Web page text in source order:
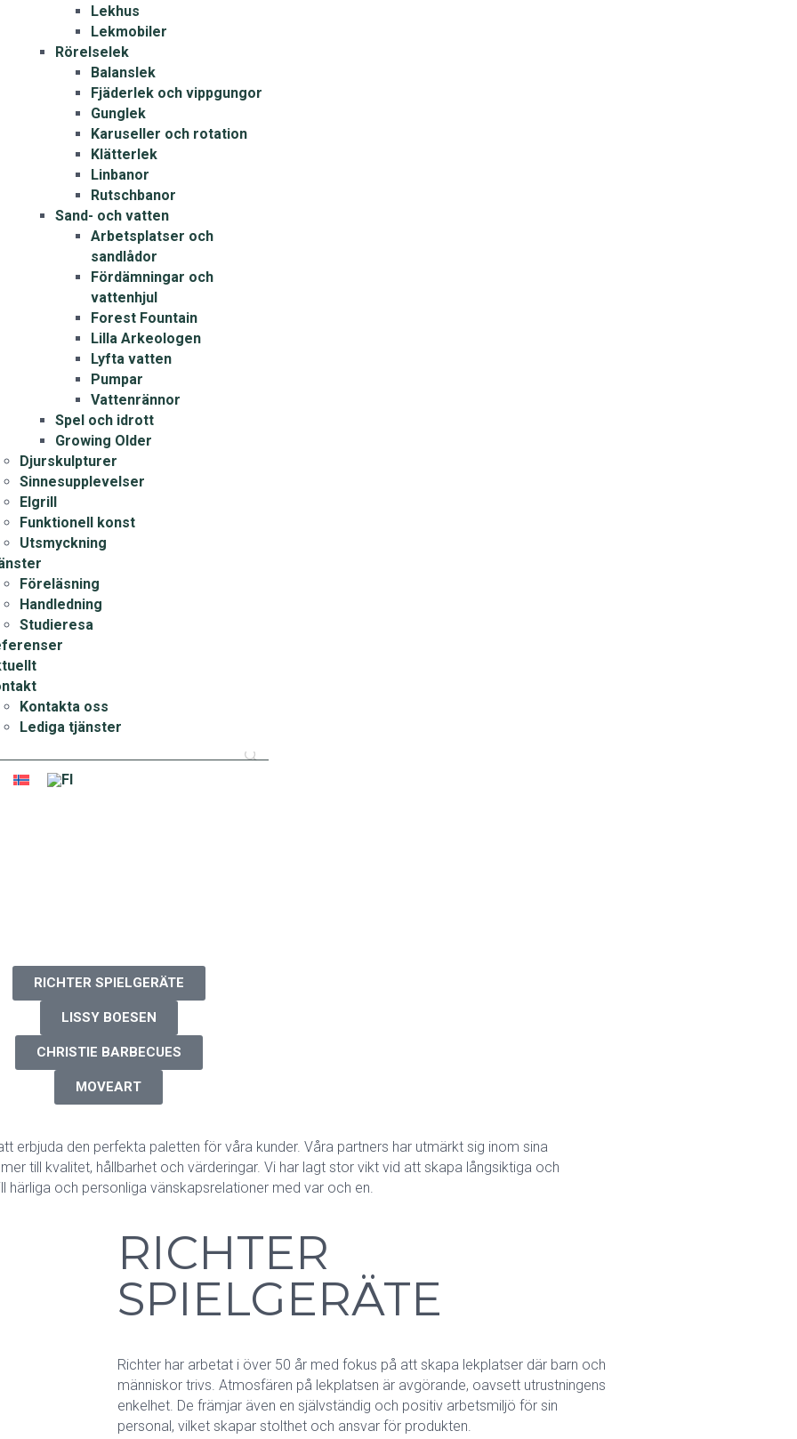
Lekhus
Lekmobiler
Rörelselek
Balanslek
Fjäderlek och vippgungor
Gunglek
Karuseller och rotation
Klätterlek
Linbanor
Rutschbanor
Sand- och vatten
Arbetsplatser och
sandlådor
Fördämningar och
vattenhjul
Forest Fountain
Lilla Arkeologen
Lyfta vatten
Pumpar
Vattenrännor
Spel och idrott
Growing Older
Djurskulpturer
Sinnesupplevelser
Elgrill
Funktionell konst
Utsmyckning
Föreläsning
Handledning
Studieresa
Kontakta oss
Lediga tjänster
RICHTER SPIELGERÄTE
LISSY BOESEN
CHRISTIE BARBECUES
MOVEART
erbjuda den perfekta paletten för våra kunder. Våra partners har utmärkt sig inom sina
till kvalitet, hållbarhet och värderingar. Vi har lagt stor vikt vid att skapa långsiktiga och
och personliga vänskapsrelationer med var och en.
RICHTER
SPIELGERÄTE
Richter har arbetat i över 50 år med fokus på att skapa lekplatser där barn och
människor trivs. Atmosfären på lekplatsen är avgörande, oavsett utrustningens
enkelhet. De främjar även en självständig och positiv arbetsmiljö för sin
personal, vilket skapar stolthet och ansvar för produkten.